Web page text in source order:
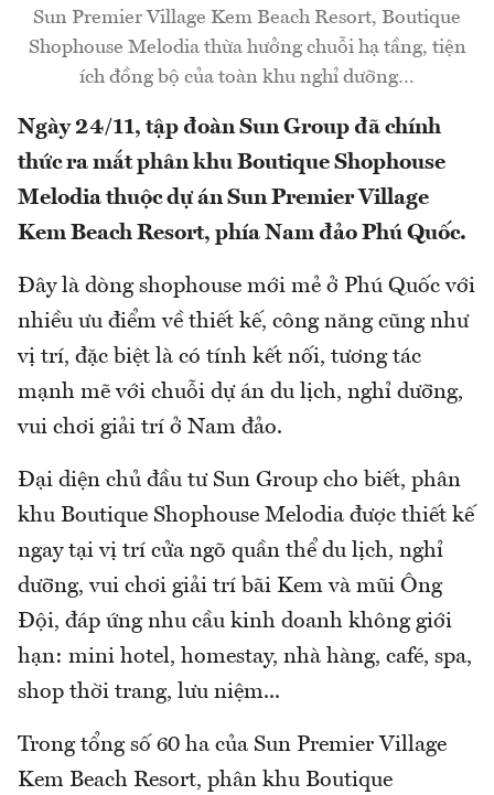
Sun Premier Village Kem Beach Resort, Boutique
Shophouse Melodia thừa hưởng chuỗi hạ tầng, tiện
ích đồng bộ của toàn khu nghỉ dưỡng…
Ngày 24/11, tập đoàn Sun Group đã chính
thức ra mắt phân khu Boutique Shophouse
Melodia thuộc dự án Sun Premier Village
Kem Beach Resort, phía Nam đảo Phú Quốc.
Đây là dòng shophouse mới mẻ ở Phú Quốc với
nhiều ưu điểm về thiết kế, công năng cũng như
vị trí, đặc biệt là có tính kết nối, tương tác
mạnh mẽ với chuỗi dự án du lịch, nghỉ dưỡng,
vui chơi giải trí ở Nam đảo.
Đại diện chủ đầu tư Sun Group cho biết, phân
khu Boutique Shophouse Melodia được thiết kế
ngay tại vị trí cửa ngõ quần thể du lịch, nghỉ
dưỡng, vui chơi giải trí bãi Kem và mũi Ông
Đội, đáp ứng nhu cầu kinh doanh không giới
hạn: mini hotel, homestay, nhà hàng, café, spa,
shop thời trang, lưu niệm...
Trong tổng số 60 ha của Sun Premier Village
Kem Beach Resort, phân khu Boutique